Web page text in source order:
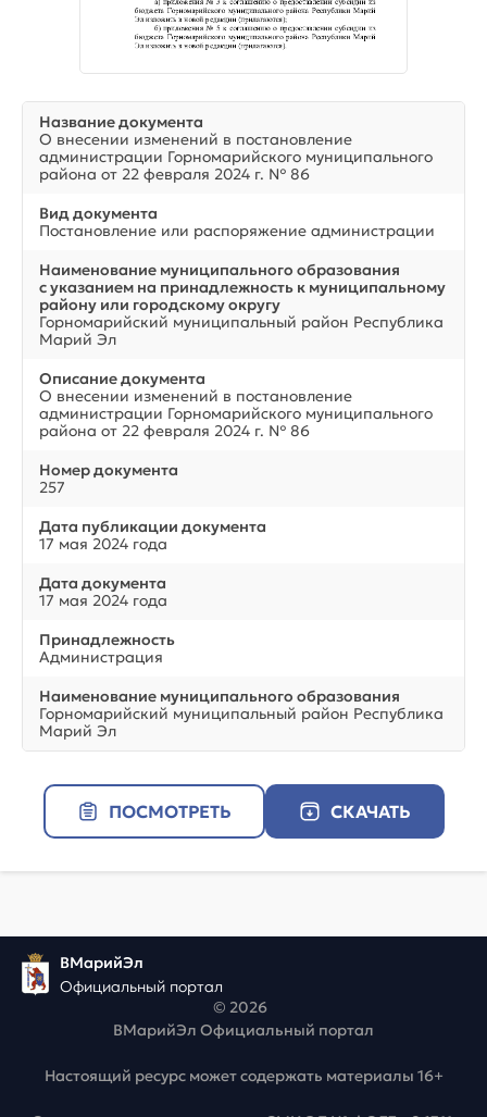
Название документа
О внесении изменений в постановление
администрации Горномарийского муниципального
района от 22 февраля 2024 г. № 86
Вид документа
Постановление или распоряжение администрации
Наименование муниципального образования
с указанием на принадлежность к муниципальному
району или городскому округу
Горномарийский муниципальный район Республика
Марий Эл
Описание документа
О внесении изменений в постановление
администрации Горномарийского муниципального
района от 22 февраля 2024 г. № 86
Номер документа
257
Дата публикации документа
17 мая 2024 года
Дата документа
17 мая 2024 года
Принадлежность
Администрация
Наименование муниципального образования
Горномарийский муниципальный район Республика
Марий Эл
ПОСМОТРЕТЬ СКАЧАТЬ
ВМарийЭл
Официальный портал
© 2026
ВМарийЭл Официальный портал
Настоящий ресурс может содержать материалы 16+